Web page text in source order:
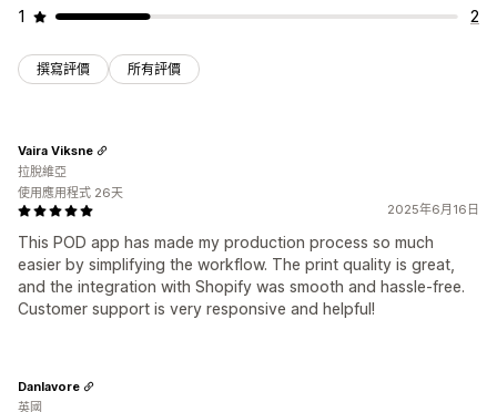
1
2
撰寫評價 所有評價
2025年6月16日
This POD app has made my production process so much
easier by simplifying the workflow. The print quality is great,
and the integration with Shopify was smooth and hassle-free.
Customer support is very responsive and helpful!
Vaira Viksne
拉脫維亞
使用應用程式 26天
Danlavore
英國